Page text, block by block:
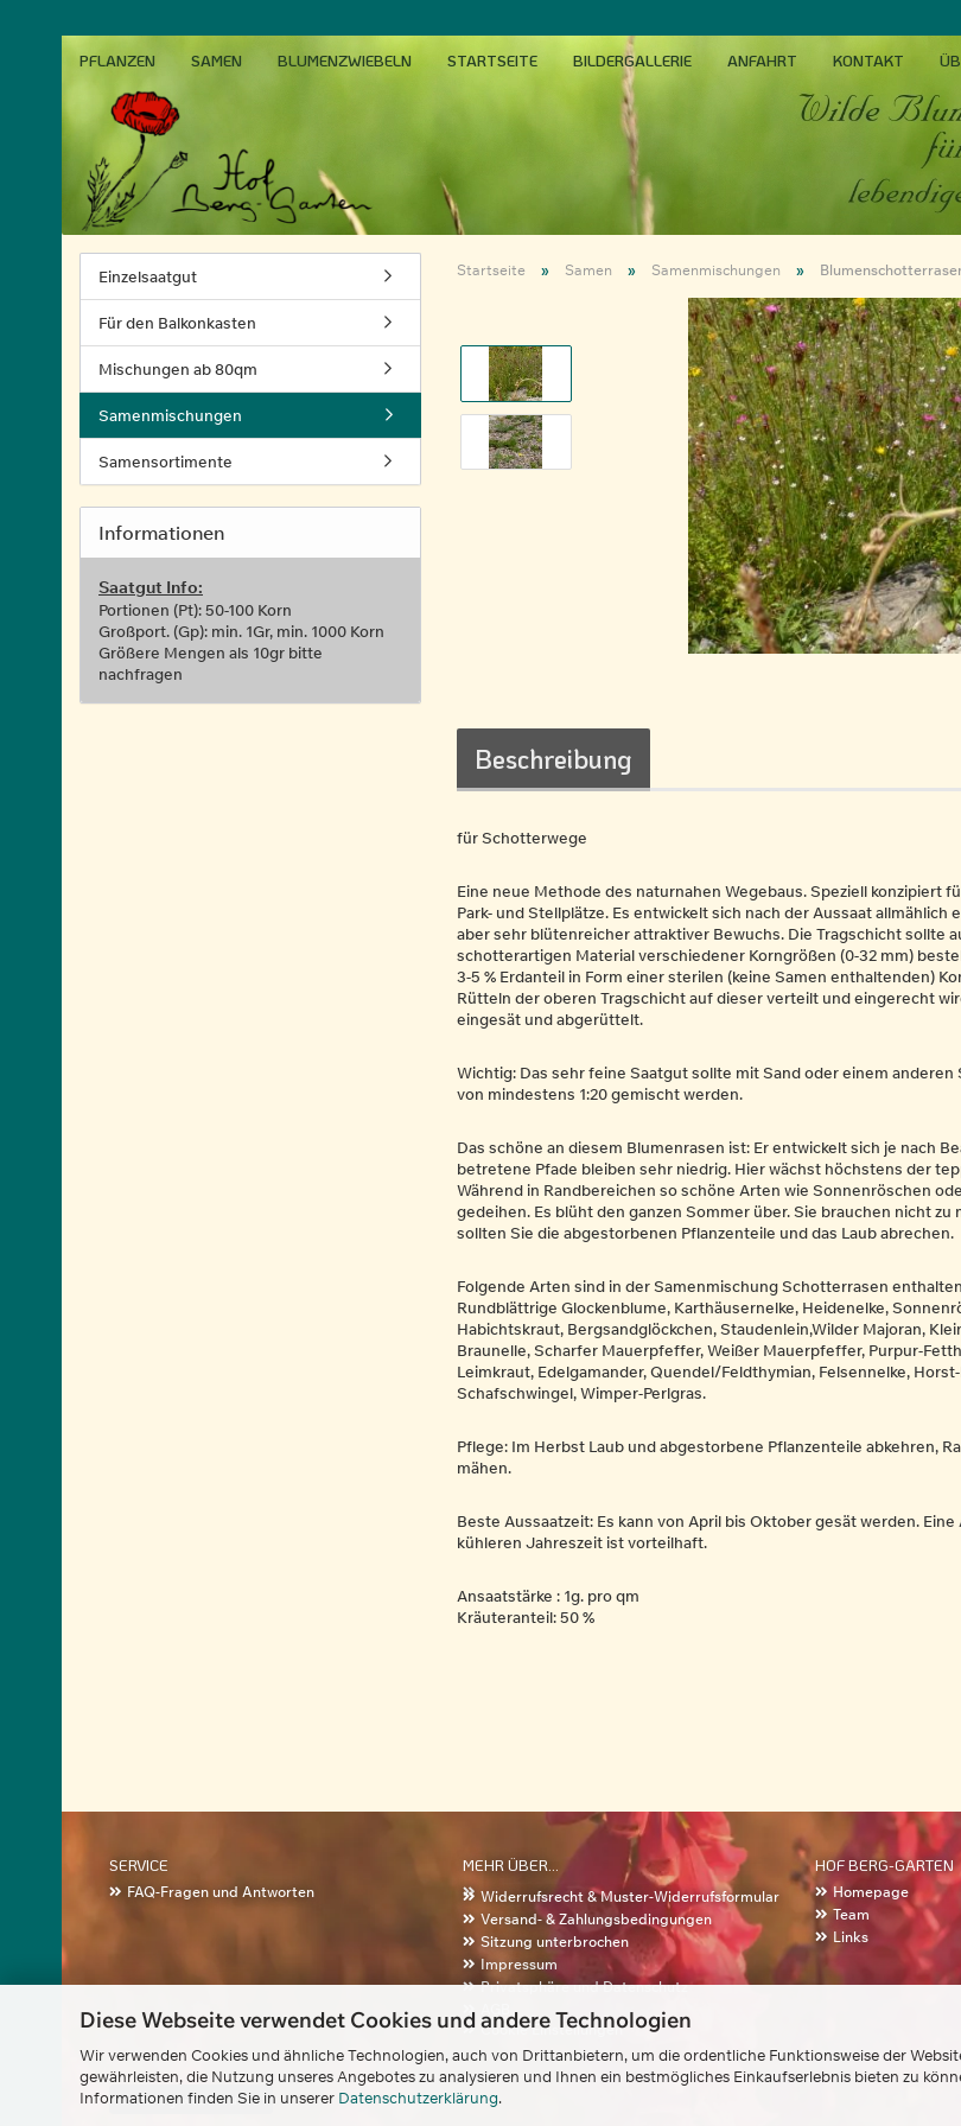
Diese Webseite verwendet Cookies und andere Technologien
Wir verwenden Cookies und ähnliche Technologien, auch von Drittanbietern, um die ordentliche Funktionsweise der
gewährleisten, die Nutzung unseres Angebotes zu analysieren und Ihnen ein bestmögliches Einkaufserlebnis bieten zu
Informationen finden Sie in unserer Datenschutzerklärung.
PFLANZEN SAMEN BLUMENZWIEBELN STARTSEITE BILDERGALLERIE ANFAHRT KONTAKT
Startseite » Samen » Samenmischungen »
Beschreibung
für Schotterwege
Eine neue Methode des naturnahen Wegebaus. Speziell konzipiert
Park- und Stellplätze. Es entwickelt sich nach der Aussaat allmählich
aber sehr blütenreicher attraktiver Bewuchs. Die Tragschicht sollte
schotterartigen Material verschiedener Korngrößen (0-32 mm)
3-5 % Erdanteil in Form einer sterilen (keine Samen enthaltenden)
Rütteln der oberen Tragschicht auf dieser verteilt und eingerecht
eingesät und abgerüttelt.
Wichtig: Das sehr feine Saatgut sollte mit Sand oder einem anderen
von mindestens 1:20 gemischt werden.
Das schöne an diesem Blumenrasen ist: Er entwickelt sich je nach
betretene Pfade bleiben sehr niedrig. Hier wächst höchstens der
Während in Randbereichen so schöne Arten wie Sonnenröschen
gedeihen. Es blüht den ganzen Sommer über. Sie brauchen nicht zu
sollten Sie die abgestorbenen Pflanzenteile und das Laub abrechen.
Folgende Arten sind in der Samenmischung Schotterrasen
Rundblättrige Glockenblume, Karthäusernelke, Heidenelke,
Habichtskraut, Bergsandglöckchen, Staudenlein,Wilder Majoran,
Braunelle, Scharfer Mauerpfeffer, Weißer Mauerpfeffer, Purpur-
Leimkraut, Edelgamander, Quendel/Feldthymian, Felsennelke,
Schafschwingel, Wimper-Perlgras.
Pflege: Im Herbst Laub und abgestorbene Pflanzenteile abkehren,
mähen.
Beste Aussaatzeit: Es kann von April bis Oktober gesät werden. Eine
kühleren Jahreszeit ist vorteilhaft.
Ansaatstärke : 1g. pro qm
Kräuteranteil: 50 %
Einzelsaatgut
Für den Balkonkasten
Mischungen ab 80qm
Samenmischungen
Samensortimente
Informationen
Saatgut Info:
Portionen (Pt): 50-100 Korn
Großport. (Gp): min. 1Gr, min. 1000 Korn
Größere Mengen als 10gr bitte
nachfragen
MEHR ÜBER...
Widerrufsrecht & Muster-Widerrufsformular
Versand- & Zahlungsbedingungen
Sitzung unterbrochen
Impressum
Privatsphäre und Datenschutz
Cookie Einstellungen
HOF BERG-GARTEN
Homepage
Team
Links
SERVICE
FAQ-Fragen und Antworten
Vertrag widerrufen